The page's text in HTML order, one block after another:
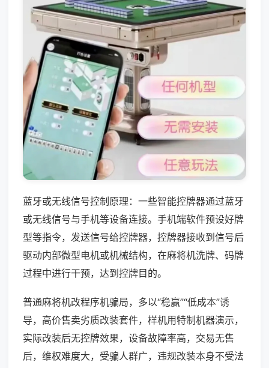
蓝牙或无线信号控制原理：一些智能控牌器通过蓝牙
或无线信号与手机等设备连接。手机端软件预设好牌
型等指令，发送信号给控牌器，控牌器接收到信号后
驱动内部微型电机或机械结构，在麻将机洗牌、码牌
过程中进行干预，达到控牌目的。
普通麻将机改程序机骗局，多以“稳赢”“低成本”诱
导，高价售卖劣质改装套件，样机用特制机器演示，
实际改装后无控牌效果，设备故障率高，交易无售
后，维权难度大，受骗人群广，违规改装本身不受法